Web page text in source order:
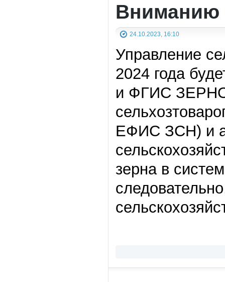
Вниманию
24.10.2023, 16:10
Управление
2024 года
и ФГИС ЗЕРНО.
ЕФИС ЗСН) и
зерна в